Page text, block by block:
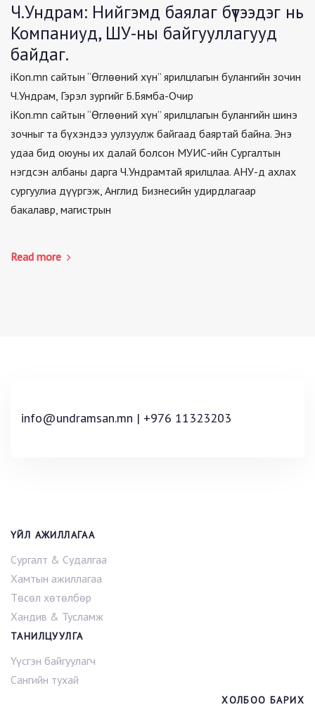
Ч.Ундрам: Нийгэмд баялаг бүтээдэг нь
Компаниуд, ШУ-ны байгууллагууд
байдаг.
iKon.mn сайтын “Өглөөний хүн” ярилцлагын булангийн зочин
Ч.Ундрам, Гэрэл зургийг Б.Бямба-Очир
iKon.mn сайтын “Өглөөний хүн” ярилцлагын булангийн шинэ
зочныг та бүхэндээ уулзуулж байгаад баяртай байна. Энэ
удаа бид оюуны их далай болсон МУИС-ийн Сургалтын
нэгдсэн албаны дарга Ч.Ундрамтай ярилцлаа. АНУ-д ахлах
сургуулиа дүүргэж, Англид Бизнесийн удирдлагаар
бакалавр, магистрын
Read more
info@undramsan.mn | +976 11323203
ҮЙЛ АЖИЛЛАГАА
Сургалт & Судалгаа
Хамтын ажиллагаа
Төсөл хөтөлбөр
Хандив & Тусламж
ТАНИЛЦУУЛГА
Үүсгэн байгуулагч
Сангийн тухай
ХОЛБОО БАРИХ